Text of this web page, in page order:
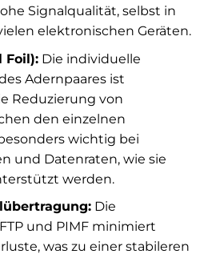
Signalqualität, selbst in
elektronischen Geräten.
Foil):Die individuelle
Adernpaares ist
Reduzierung von
den einzelnen
wichtig bei
und Datenraten, wie sie
werden.
Die
und PIMF minimiert
was zu einer stabileren